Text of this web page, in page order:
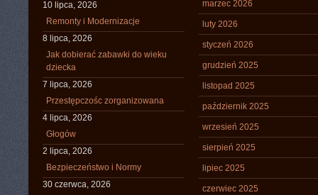
10 lipca, 2026
Remonty i Modernizacje
8 lipca, 2026
Jak dobierać zabawki do wieku
dziecka
7 lipca, 2026
Przestępczośc zorganizowana
4 lipca, 2026
Głogów
2 lipca, 2026
Bezpieczeństwo i Normy
30 czerwca, 2026
marzec 2026
luty 2026
styczeń 2026
grudzień 2025
listopad 2025
październik 2025
wrzesień 2025
sierpień 2025
lipiec 2025
czerwiec 2025